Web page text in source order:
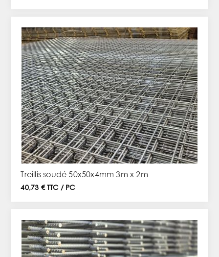
Treillis soudé 50x50x4mm 3m x 2m
40,73 € TTC / PC